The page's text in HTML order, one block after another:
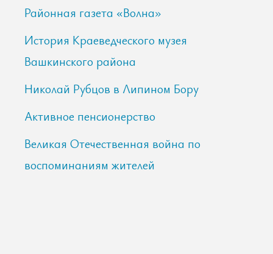
Районная газета «Волна»
История Краеведческого музея
Вашкинского района
Николай Рубцов в Липином Бору
Активное пенсионерство
Великая Отечественная война по
воспоминаниям жителей